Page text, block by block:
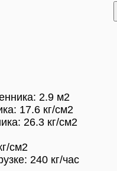
2.9 м2
17.6 кг/см2
26.3 кг/см2
см2
240 кг/час